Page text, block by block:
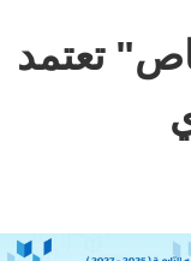
تعتمد